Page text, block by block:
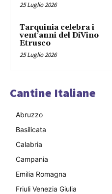
25 Luglio 2026
Tarquinia celebra i
vent’anni del DiVino
Etrusco
25 Luglio 2026
Cantine Italiane
Abruzzo
Basilicata
Calabria
Campania
Emilia Romagna
Friuli Venezia Giulia